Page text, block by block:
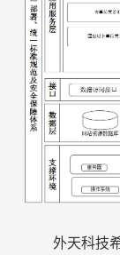
外天科技